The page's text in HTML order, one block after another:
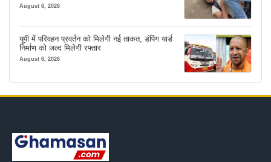
August 6, 2026
यूपी में परिवहन प्रवर्तन को मिलेगी नई ताकत, डंपिंग यार्ड
निर्माण को जल्द मिलेगी रफ्तार
August 6, 2026